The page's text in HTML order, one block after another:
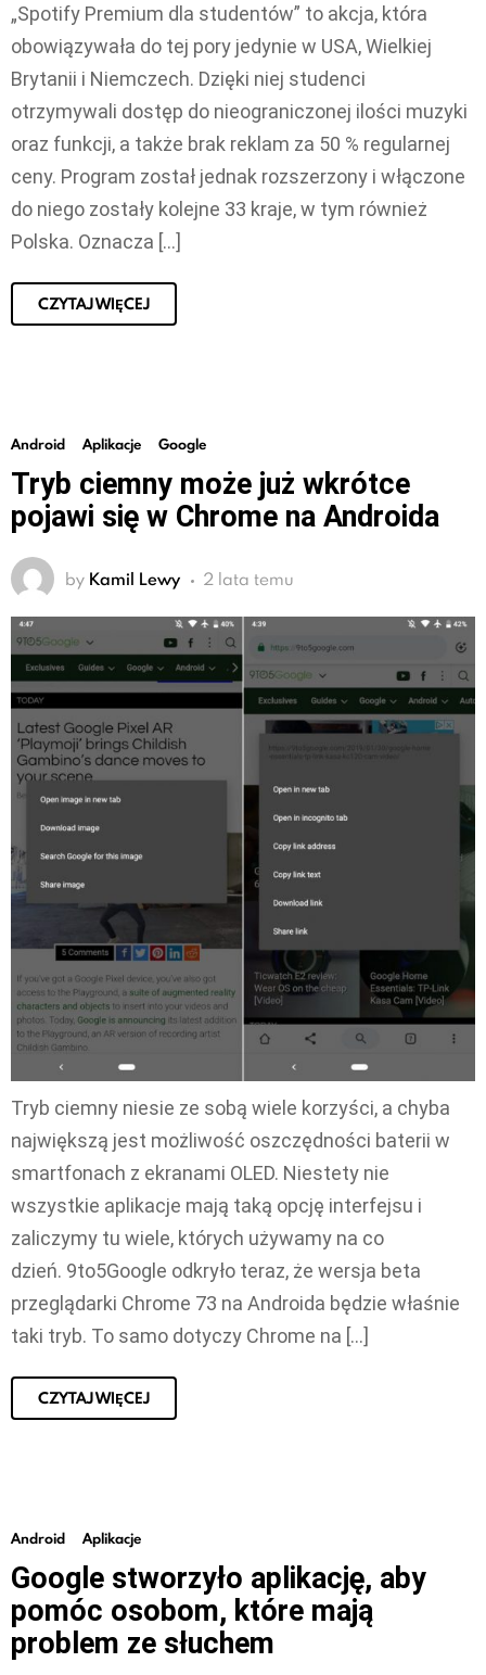
„Spotify Premium dla studentów” to akcja, która
obowiązywała do tej pory jedynie w USA, Wielkiej
Brytanii i Niemczech. Dzięki niej studenci
otrzymywali dostęp do nieograniczonej ilości muzyki
oraz funkcji, a także brak reklam za 50 % regularnej
ceny. Program został jednak rozszerzony i włączone
do niego zostały kolejne 33 kraje, w tym również
Polska. Oznacza […]
CZYTAJ WIĘCEJ
Android Aplikacje Google
Tryb ciemny może już wkrótce
pojawi się w Chrome na Androida
by Kamil Lewy 2 lata temu
Tryb ciemny niesie ze sobą wiele korzyści, a chyba
największą jest możliwość oszczędności baterii w
smartfonach z ekranami OLED. Niestety nie
wszystkie aplikacje mają taką opcję interfejsu i
zaliczymy tu wiele, których używamy na co
dzień. 9to5Google odkryło teraz, że wersja beta
przeglądarki Chrome 73 na Androida będzie właśnie
taki tryb. To samo dotyczy Chrome na […]
CZYTAJ WIĘCEJ
Android Aplikacje
Google stworzyło aplikację, aby
pomóc osobom, które mają
problem ze słuchem